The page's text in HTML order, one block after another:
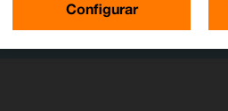
Configurar